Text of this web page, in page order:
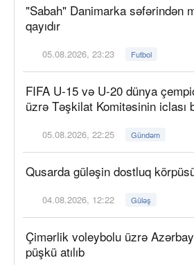
"Sabah" Danimarka səfərindən
qayıdır
05.08.2026, 23:23 Futbol
FIFA U-15 və U-20 dünya
üzrə Təşkilat Komitəsinin iclası
05.08.2026, 22:25 Gündəm
Qusarda güləşin dostluq
04.08.2026, 12:22 Güləş
Çimərlik voleybolu üzrə
püşkü atılıb